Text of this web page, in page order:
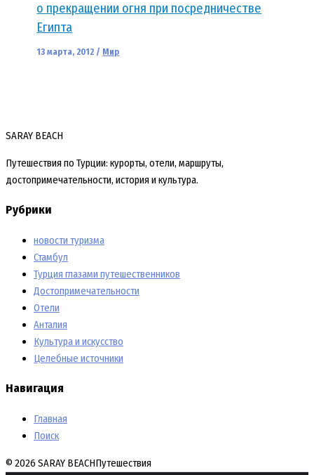
о прекращении огня при посредничестве
Египта
13 марта, 2012 / Мир
SARAY BEACH
Путешествия по Турции: курорты, отели, маршруты,
достопримечательности, история и культура.
Рубрики
новости туризма
Стамбул
Турция глазами путешественников
Достопримечательности
Отели
Анталия
Культура и искусство
Целебные источники
Навигация
Главная
Поиск
© 2026 SARAY BEACHПутешествия